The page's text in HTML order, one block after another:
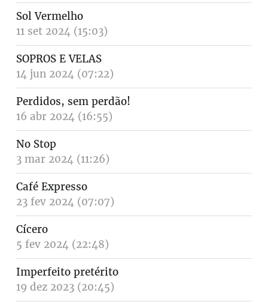
Sol Vermelho
11 set 2024 (15:03)
SOPROS E VELAS
14 jun 2024 (07:22)
Perdidos, sem perdão!
16 abr 2024 (16:55)
No Stop
3 mar 2024 (11:26)
Café Expresso
23 fev 2024 (07:07)
Cícero
5 fev 2024 (22:48)
Imperfeito pretérito
19 dez 2023 (20:45)